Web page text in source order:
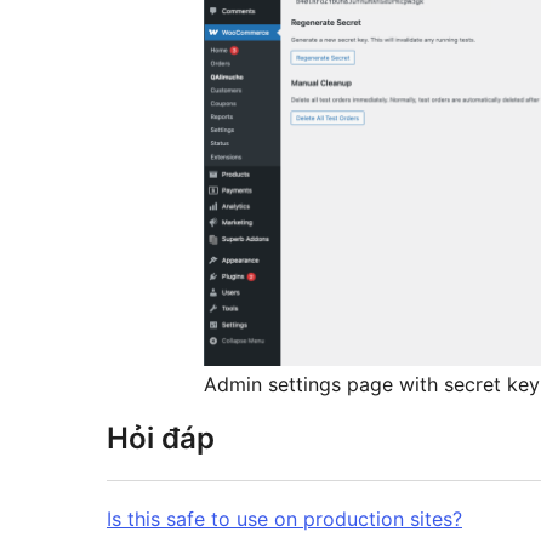
Admin settings page with secret key
Hỏi đáp
Is this safe to use on production sites?